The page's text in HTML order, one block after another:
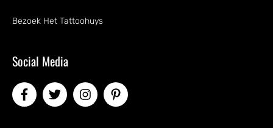
Bezoek Het Tattoohuys
Social Media